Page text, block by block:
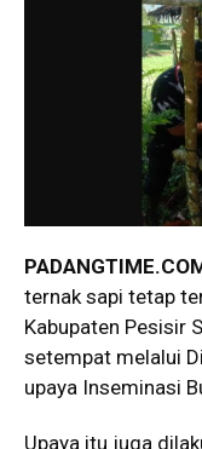
ternak sapi tetap
Kabupaten Pesisir
setempat melalui
upaya Inseminasi
Upaya itu juga